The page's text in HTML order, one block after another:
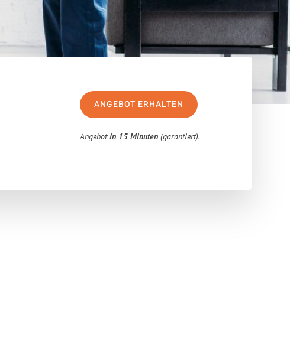
ANGEBOT ERHALTEN
Angebotin 15 Minuten (garantiert).